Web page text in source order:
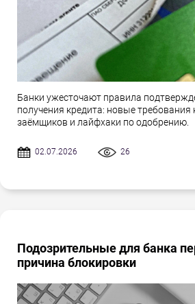
Банки ужесточают правила
получения кредита: новые требования
заёмщиков и лайфхаки по одобрению.
02.07.2026 26
Подозрительные для банка
причина блокировки